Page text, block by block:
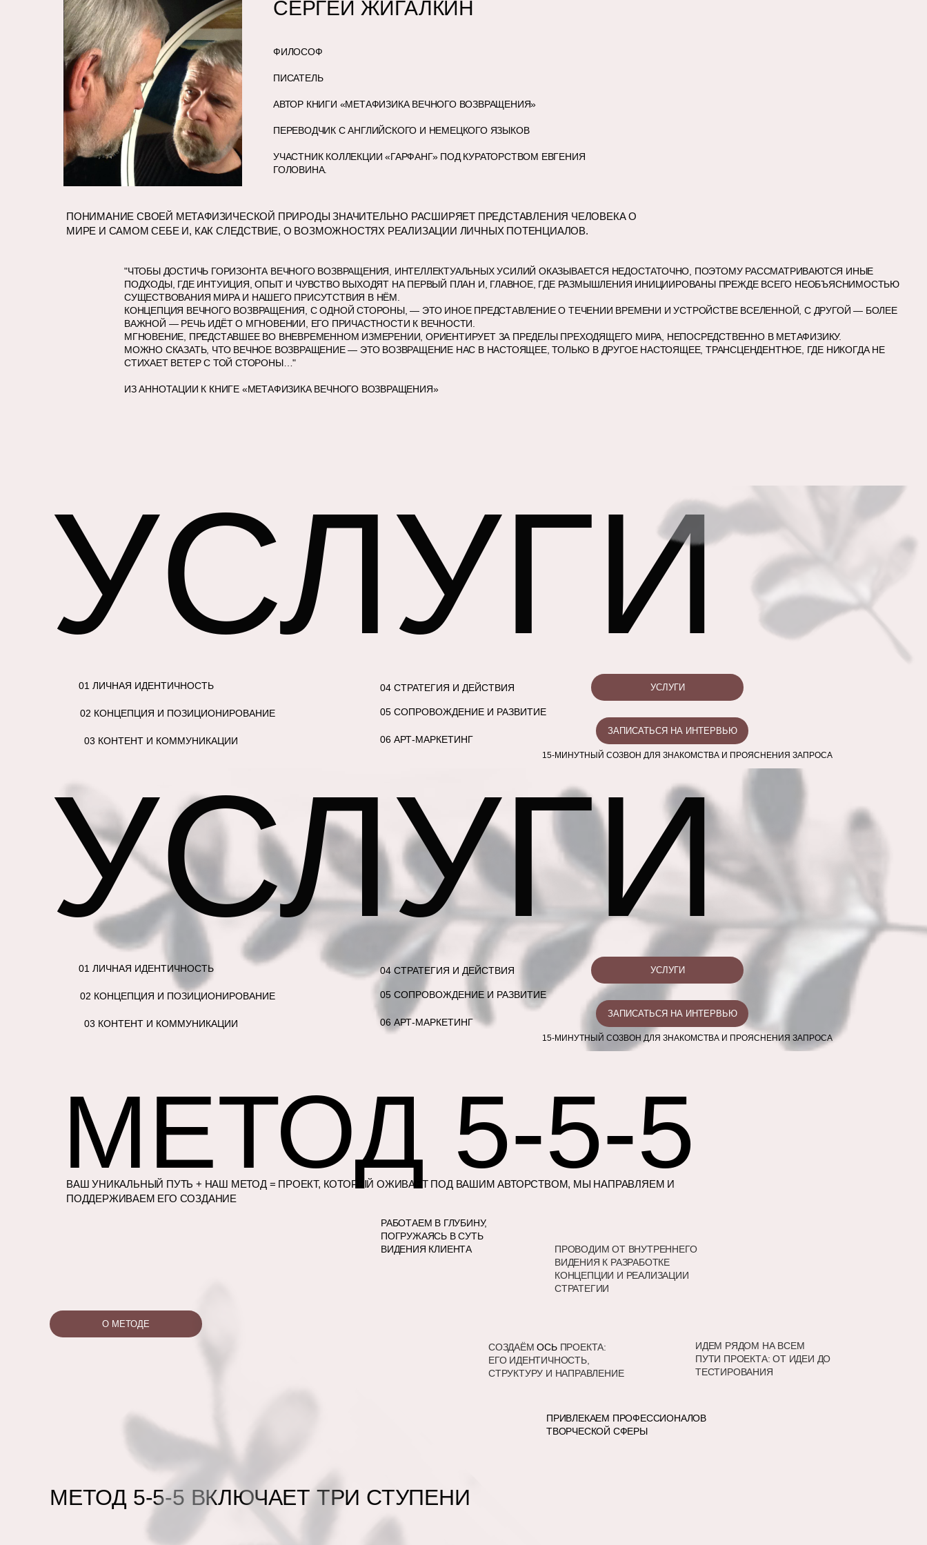
ФИЛОСОФ
ПИСАТЕЛЬ
АВТОР КНИГИ «МЕТАФИЗИКА ВЕЧНОГО ВОЗВРАЩЕНИЯ»
ПЕРЕВОДЧИК С АНГЛИЙСКОГО И НЕМЕЦКОГО ЯЗЫКОВ
УЧАСТНИК КОЛЛЕКЦИИ «ГАРФАНГ» ПОД КУРАТОРСТВОМ ЕВГЕНИЯ
ГОЛОВИНА.
"ЧТОБЫ ДОСТИЧЬ ГОРИЗОНТА ВЕЧНОГО ВОЗВРАЩЕНИЯ, ИНТЕЛЛЕКТУАЛЬНЫХ УСИЛИЙ ОКАЗЫВАЕТСЯ НЕДОСТАТОЧНО, ПОЭТОМУ РАССМАТРИВАЮТСЯ ИНЫЕ
ПОДХОДЫ, ГДЕ ИНТУИЦИЯ, ОПЫТ И ЧУВСТВО ВЫХОДЯТ НА ПЕРВЫЙ ПЛАН И, ГЛАВНОЕ, ГДЕ РАЗМЫШЛЕНИЯ ИНИЦИИРОВАНЫ ПРЕЖДЕ ВСЕГО НЕОБЪЯСНИМОСТЬЮ
СУЩЕСТВОВАНИЯ МИРА И НАШЕГО ПРИСУТСТВИЯ В НЁМ.
КОНЦЕПЦИЯ ВЕЧНОГО ВОЗВРАЩЕНИЯ, С ОДНОЙ СТОРОНЫ, — ЭТО ИНОЕ ПРЕДСТАВЛЕНИЕ О ТЕЧЕНИИ ВРЕМЕНИ И УСТРОЙСТВЕ ВСЕЛЕННОЙ, С ДРУГОЙ — БОЛЕЕ
ВАЖНОЙ — РЕЧЬ ИДЁТ О МГНОВЕНИИ, ЕГО ПРИЧАСТНОСТИ К ВЕЧНОСТИ.
МГНОВЕНИЕ, ПРЕДСТАВШЕЕ ВО ВНЕВРЕМЕННОМ ИЗМЕРЕНИИ, ОРИЕНТИРУЕТ ЗА ПРЕДЕЛЫ ПРЕХОДЯЩЕГО МИРА, НЕПОСРЕДСТВЕННО В МЕТАФИЗИКУ.
МОЖНО СКАЗАТЬ, ЧТО ВЕЧНОЕ ВОЗВРАЩЕНИЕ — ЭТО ВОЗВРАЩЕНИЕ НАС В НАСТОЯЩЕЕ, ТОЛЬКО В ДРУГОЕ НАСТОЯЩЕЕ, ТРАНСЦЕНДЕНТНОЕ, ГДЕ НИКОГДА НЕ
СТИХАЕТ ВЕТЕР С ТОЙ СТОРОНЫ…"
ИЗ АННОТАЦИИ К КНИГЕ «МЕТАФИЗИКА ВЕЧНОГО ВОЗВРАЩЕНИЯ»
ВЕРНУТЬСЯ НА ГЛАВНУЮ
ПОНИМАНИЕ СВОЕЙ МЕТАФИЗИЧЕСКОЙ ПРИРОДЫ ЗНАЧИТЕЛЬНО РАСШИРЯЕТ ПРЕДСТАВЛЕНИЯ ЧЕЛОВЕКА О
МИРЕ И САМОМ СЕБЕ И, КАК СЛЕДСТВИЕ, О ВОЗМОЖНОСТЯХ РЕАЛИЗАЦИИ ЛИЧНЫХ ПОТЕНЦИАЛОВ.
СЕРГЕЙ ЖИГАЛКИН
ЗАПИСАТЬСЯ НА ИНТЕРВЬЮ
УСЛУГИ
03 КОНТЕНТ И КОММУНИКАЦИИ
05 СОПРОВОЖДЕНИЕ И РАЗВИТИЕ
15-МИНУТНЫЙ СОЗВОН ДЛЯ ЗНАКОМСТВА И ПРОЯСНЕНИЯ ЗАПРОСА
УСЛУГИ
01 ЛИЧНАЯ ИДЕНТИЧНОСТЬ
02 КОНЦЕПЦИЯ И ПОЗИЦИОНИРОВАНИЕ
06 АРТ-МАРКЕТИНГ
04 СТРАТЕГИЯ И ДЕЙСТВИЯ
ЗАПИСАТЬСЯ НА ИНТЕРВЬЮ
БОЛЬШЕ ОТЗЫВОВ
УСЛУГИ
03 КОНТЕНТ И КОММУНИКАЦИИ
05 СОПРОВОЖДЕНИЕ И РАЗВИТИЕ
15-МИНУТНЫЙ СОЗВОН ДЛЯ ЗНАКОМСТВА И ПРОЯСНЕНИЯ ЗАПРОСА
УСЛУГИ
01 ЛИЧНАЯ ИДЕНТИЧНОСТЬ
02 КОНЦЕПЦИЯ И ПОЗИЦИОНИРОВАНИЕ
06 АРТ-МАРКЕТИНГ
04 СТРАТЕГИЯ И ДЕЙСТВИЯ
О МЕТОДЕ
МЕТОД 5-5-5
МЕТОД 5-5-5 ВКЛЮЧАЕТ ТРИ СТУПЕНИ
ВАШ УНИКАЛЬНЫЙ ПУТЬ + НАШ МЕТОД = ПРОЕКТ, КОТОРЫЙ ОЖИВАЕТ ПОД ВАШИМ АВТОРСТВОМ, МЫ НАПРАВЛЯЕМ И
ПОДДЕРЖИВАЕМ ЕГО СОЗДАНИЕ
ПРОВОДИМ ОТ ВНУТРЕННЕГО
ВИДЕНИЯ К РАЗРАБОТКЕ
КОНЦЕПЦИИ И РЕАЛИЗАЦИИ
СТРАТЕГИИ
СОЗДАЁМОСЬПРОЕКТА:
ЕГО ИДЕНТИЧНОСТЬ,
СТРУКТУРУ И НАПРАВЛЕНИЕ
ИДЕМ РЯДОМ НА ВСЕМ
ПУТИ ПРОЕКТА: ОТ ИДЕИ ДО
ТЕСТИРОВАНИЯ
РАБОТАЕМ В ГЛУБИНУ,
ПОГРУЖАЯСЬ В СУТЬ
ВИДЕНИЯ КЛИЕНТА
ПРИВЛЕКАЕМ ПРОФЕССИОНАЛОВ
ТВОРЧЕСКОЙ СФЕРЫ